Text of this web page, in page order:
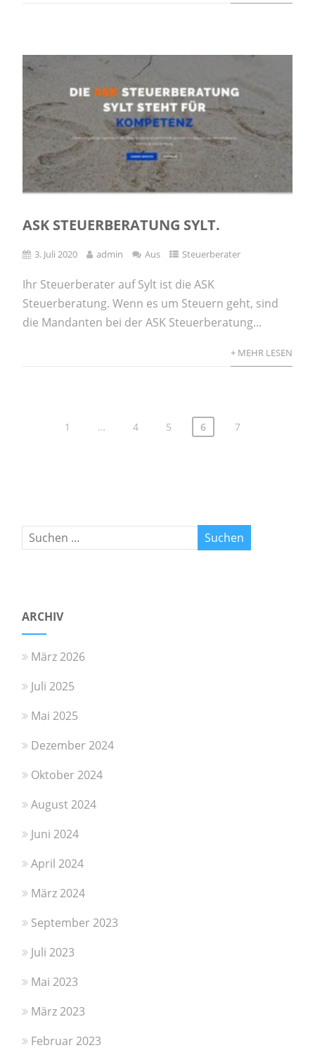
ASK STEUERBERATUNG SYLT.
3. Juli 2020 admin Aus Steuerberater
Ihr Steuerberater auf Sylt ist die ASK
Steuerberatung. Wenn es um Steuern geht, sind
die Mandanten bei der ASK Steuerberatung...
+ MEHR LESEN
1 … 4 5 6 7
ARCHIV
März 2026
Juli 2025
Mai 2025
Dezember 2024
Oktober 2024
August 2024
Juni 2024
April 2024
März 2024
September 2023
Juli 2023
Mai 2023
März 2023
Februar 2023